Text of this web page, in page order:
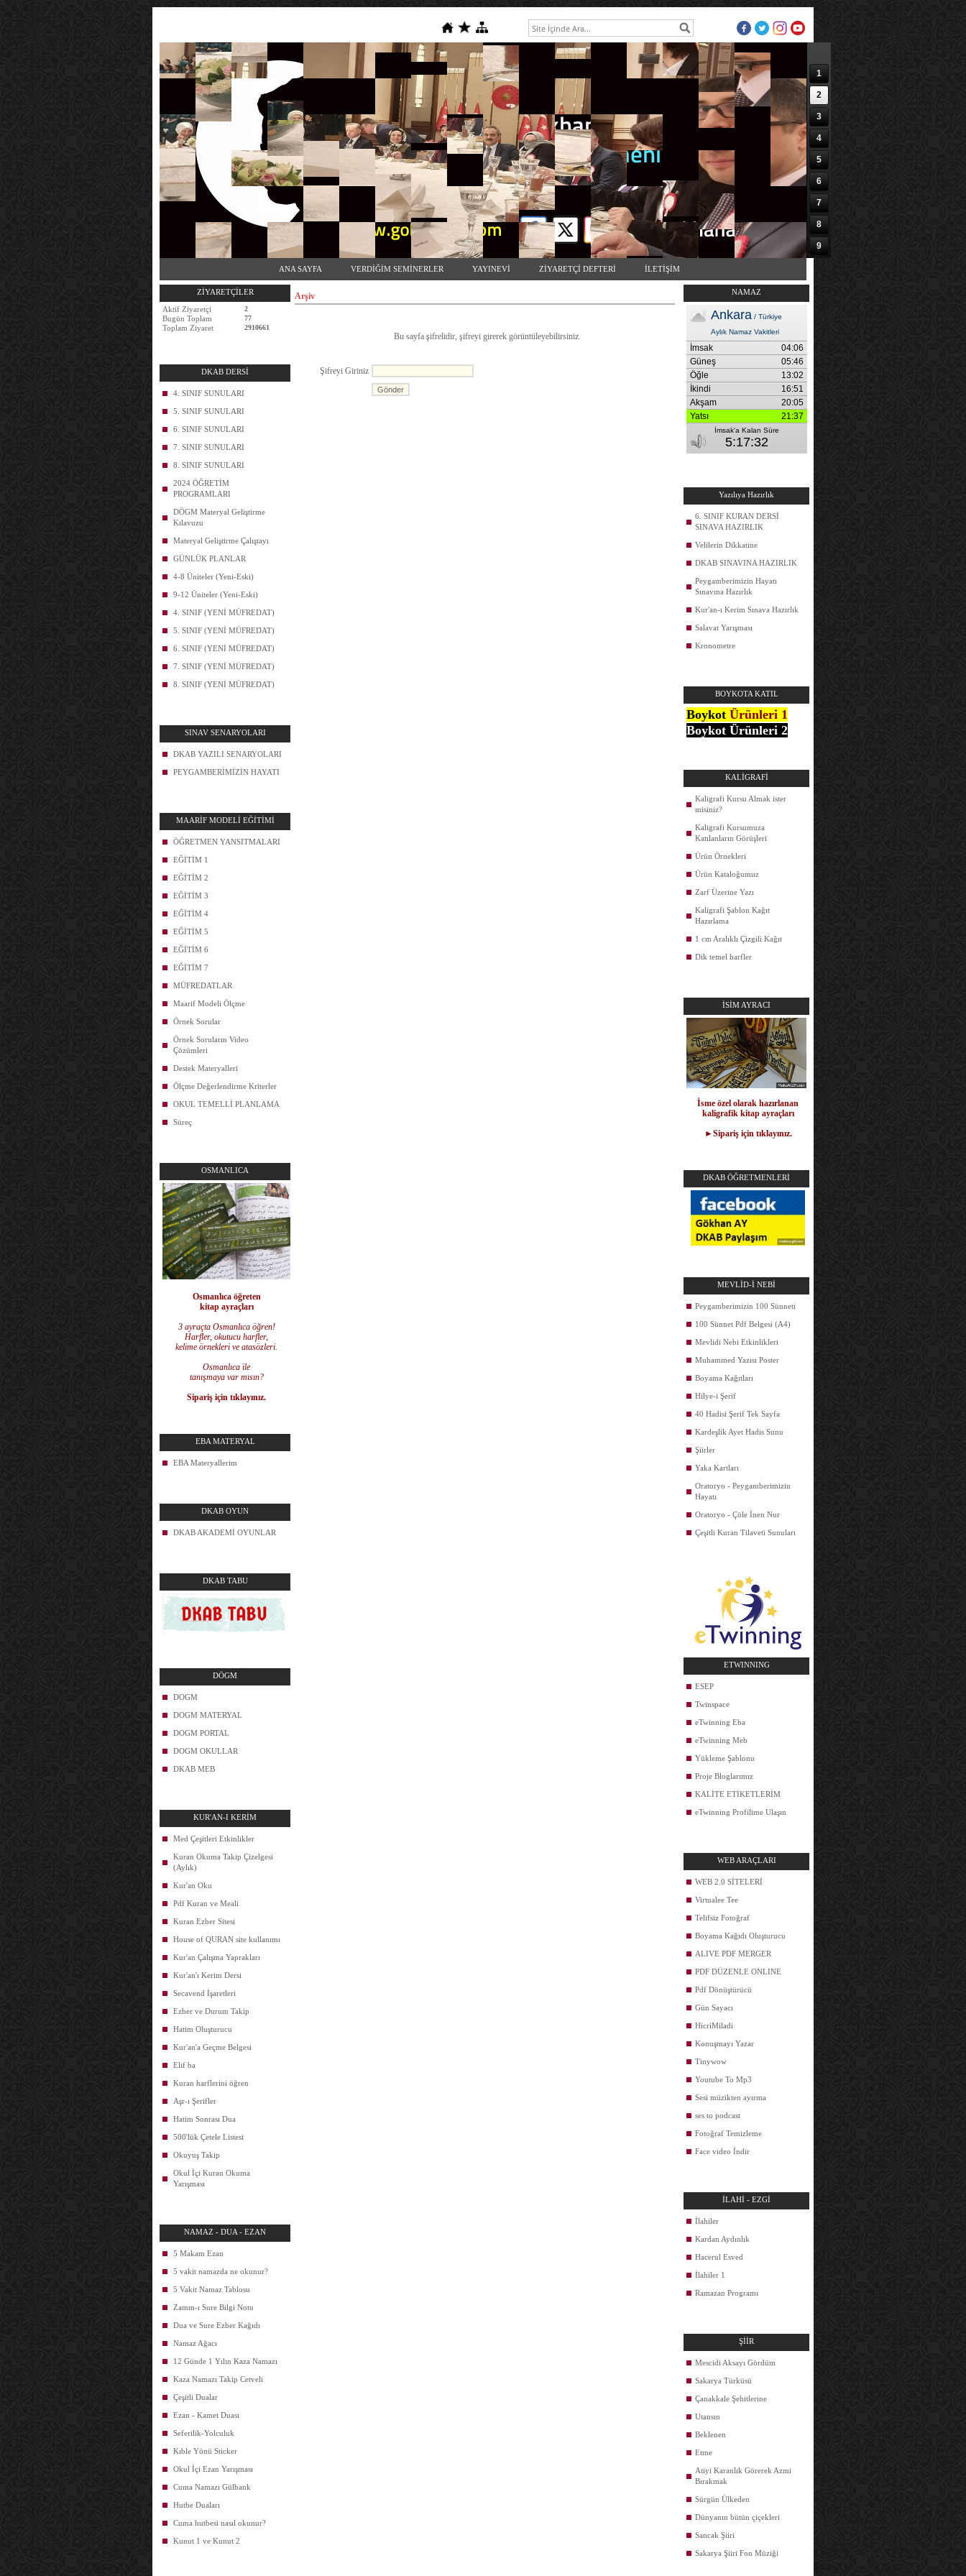
1
2
3
4
5
6
7
8
9
ANA SAYFA VERDİĞİM SEMİNERLER YAYINEVİ ZİYARETÇİ DEFTERİ İLETİŞİM
ZİYARETÇİLER
Aktif Ziyaretçi
2
Bugün Toplam 77
Toplam Ziyaret 2910661
DKAB DERSİ
4. SINIF SUNULARI
5. SINIF SUNULARI
6. SINIF SUNULARI
7. SINIF SUNULARI
8. SINIF SUNULARI
2024 ÖĞRETİM
PROGRAMLARI
DÖGM Materyal Geliştirme
Kılavuzu
Materyal Geliştirme Çalıştayı
GÜNLÜK PLANLAR
4-8 Üniteler (Yeni-Eski)
9-12 Üniteler (Yeni-Eski)
4. SINIF (YENİ MÜFREDAT)
5. SINIF (YENİ MÜFREDAT)
6. SINIF (YENİ MÜFREDAT)
7. SINIF (YENİ MÜFREDAT)
8. SINIF (YENİ MÜFREDAT)
SINAV SENARYOLARI
DKAB YAZILI SENARYOLARI
PEYGAMBERİMİZİN HAYATI
MAARİF MODELİ EĞİTİMİ
ÖĞRETMEN YANSITMALARI
EĞİTİM 1
EĞİTİM 2
EĞİTİM 3
EĞİTİM 4
EĞİTİM 5
EĞİTİM 6
EĞİTİM 7
MÜFREDATLAR
Maarif Modeli Ölçme
Örnek Sorular
Örnek Soruların Video
Çözümleri
Destek Materyalleri
Ölçme Değerlendirme Kriterler
OKUL TEMELLİ PLANLAMA
Süreç
OSMANLICA
Osmanlıca öğreten
kitap ayraçları
3 ayraçta Osmanlıca öğren!
Harfler, okutucu harfler,
kelime örnekleri ve atasözleri.
Osmanlıca ile
tanışmaya var mısın?
Sipariş için tıklayınız.
EBA MATERYAL
EBA Materyallerim
DKAB OYUN
DKAB AKADEMİ OYUNLAR
DKAB TABU
DÖGM
DOGM
DOGM MATERYAL
DOGM PORTAL
DOGM OKULLAR
DKAB MEB
KUR'AN-I KERİM
Med Çeşitleri Etkinlikler
Kuran Okuma Takip Çizelgesi
(Aylık)
Kur'an Oku
Pdf Kuran ve Meali
Kuran Ezber Sitesi
House of QURAN site kullanımı
Kur'an Çalışma Yaprakları
Kur'an'ı Kerim Dersi
Secavend İşaretleri
Ezber ve Durum Takip
Hatim Oluşturucu
Kur'an'a Geçme Belgesi
Elif ba
Kuran harflerini öğren
Aşr-ı Şerifler
Hatim Sonrası Dua
500'lük Çetele Listesi
Okuyuş Takip
Okul İçi Kuran Okuma
Yarışması
NAMAZ - DUA - EZAN
5 Makam Ezan
5 vakit namazda ne okunur?
5 Vakit Namaz Tablosu
Zamm-ı Sure Bilgi Notu
Dua ve Sure Ezber Kağıdı
Namaz Ağacı
12 Günde 1 Yılın Kaza Namazı
Kaza Namazı Takip Cetveli
Çeşitli Dualar
Ezan - Kamet Duası
Seferilik-Yolculuk
Kıble Yönü Sticker
Okul İçi Ezan Yarışması
Cuma Namazı Gülbank
Hutbe Duaları
Cuma hutbesi nasıl okunur?
Kunut 1 ve Kunut 2
Arşiv
Bu sayfa şifrelidir, şifreyi girerek görüntüleyebilirsiniz.
Şifreyi Giriniz
NAMAZ
Yazılıya Hazırlık
6. SINIF KURAN DERSİ
SINAVA HAZIRLIK
Velilerin Dikkatine
DKAB SINAVINA HAZIRLIK
Peygamberimizin Hayatı
Sınavına Hazırlık
Kur'an-ı Kerim Sınava Hazırlık
Salavat Yarışması
Kronometre
BOYKOTA KATIL
Boykot Ürünleri 1
Boykot Ürünleri 2
KALİGRAFİ
Kaligrafi Kursu Almak ister
misiniz?
Kaligrafi Kursumuza
Katılanların Görüşleri
Ürün Örnekleri
Ürün Kataloğumuz
Zarf Üzerine Yazı
Kaligrafi Şablon Kağıt
Hazırlama
1 cm Aralıklı Çizgili Kağıt
Dik temel harfler
İSİM AYRACI
İsme özel olarak hazırlanan
kaligrafik kitap ayraçları
►Sipariş için tıklayınız.
DKAB ÖĞRETMENLERİ
MEVLİD-İ NEBİ
Peygamberimizin 100 Sünneti
100 Sünnet Pdf Belgesi (A4)
Mevlidi Nebi Etkinlikleri
Muhammed Yazısı Poster
Boyama Kağıtları
Hilye-i Şerif
40 Hadisi Şerif Tek Sayfa
Kardeşlik Ayet Hadis Sunu
Şiirler
Yaka Kartları
Oratoryo - Peygamberimizin
Hayatı
Oratoryo - Çöle İnen Nur
Çeşitli Kuran Tilaveti Sunuları
ETWINNING
ESEP
Twinspace
eTwinning Eba
eTwinning Meb
Yükleme Şablonu
Proje Bloglarımız
KALİTE ETİKETLERİM
eTwinning Profilime Ulaşın
WEB ARAÇLARI
WEB 2.0 SİTELERİ
Virtualee Tee
Telifsiz Fotoğraf
Boyama Kağıdı Oluşturucu
ALIVE PDF MERGER
PDF DÜZENLE ONLINE
Pdf Dönüştürücü
Gün Sayacı
HicriMiladi
Konuşmayı Yazar
Tinywow
Youtube To Mp3
Sesi müzikten ayırma
ses to podcast
Fotoğraf Temizleme
Face video İndir
İLAHİ - EZGİ
İlahiler
Kardan Aydınlık
Hacerul Esved
İlahiler 1
Ramazan Programı
ŞİİR
Mescidi Aksayı Gördüm
Sakarya Türküsü
Çanakkale Şehitlerine
Utansın
Beklenen
Etme
Atiyi Karanlık Görerek Azmi
Bırakmak
Sürgün Ülkeden
Dünyanın bütün çiçekleri
Sancak Şiiri
Sakarya Şiiri Fon Müziği